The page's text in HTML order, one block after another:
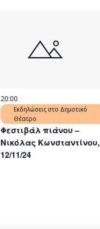
Φεστιβάλ πιάνου –
Νικόλας Κωνσταντίνου,
12/11/24
20:00
Εκδηλώσεις στο Δημοτικό
Θέατρο